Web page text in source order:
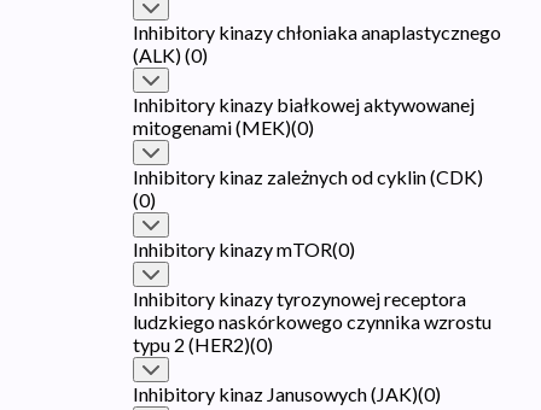
Inhibitory kinazy chłoniaka anaplastycznego
(ALK)(0)
Inhibitory kinazy białkowej aktywowanej
mitogenami (MEK)(0)
Inhibitory kinaz zależnych od cyklin (CDK)
(0)
Inhibitory kinazy mTOR(0)
Inhibitory kinazy tyrozynowej receptora
ludzkiego naskórkowego czynnika wzrostu
typu 2 (HER2)(0)
Inhibitory kinaz Janusowych (JAK)(0)